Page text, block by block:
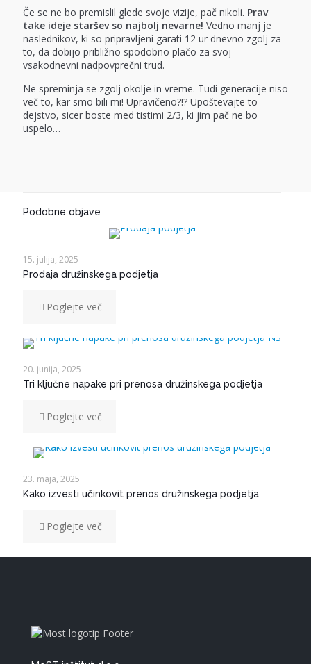
Če se ne bo premislil glede svoje vizije, pač nikoli. Prav
take ideje staršev so najbolj nevarne! Vedno manj je
naslednikov, ki so pripravljeni garati 12 ur dnevno zgolj za
to, da dobijo približno spodobno plačo za svoj
vsakodnevni nadpovprečni trud.
Ne spreminja se zgolj okolje in vreme. Tudi generacije niso
več to, kar smo bili mi! Upravičeno?!? Upoštevajte to
dejstvo, sicer boste med tistimi 2/3, ki jim pač ne bo
uspelo…
Podobne objave
15. julija, 2025
Prodaja družinskega podjetja
Poglejte več
20. junija, 2025
Tri ključne napake pri prenosa družinskega podjetja
Poglejte več
23. maja, 2025
Kako izvesti učinkovit prenos družinskega podjetja
Poglejte več